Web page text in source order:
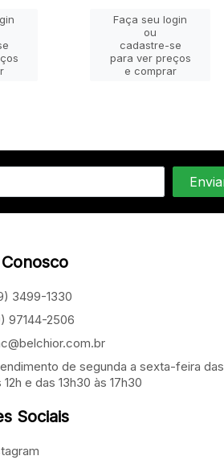
Faça seu login
ou
cadastre-se
para ver preços
e comprar
3499-1330
97144-2506
de segunda a sexta-feira das
e das 13h30 às 17h30
Sociais